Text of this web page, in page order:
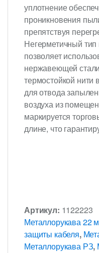
уплотнение
проникновения
препятствуя
Негерметичный
позволяет
нержавеющей
термостойкой нити
для отвода
воздуха из
маркируется
длине, что
Артикул: 1122223
Металлорукава 22
защиты кабеля,
Металлорукава РЗ,